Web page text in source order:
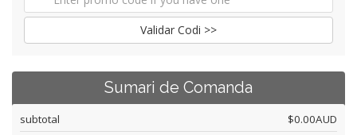
Validar Codi >>
Sumari de Comanda
subtotal $0.00AUD